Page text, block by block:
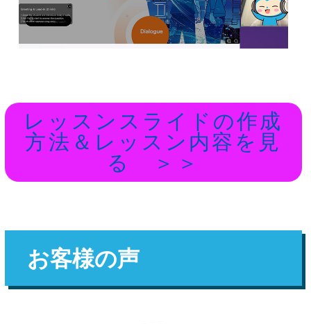
レッスンスライドの作成
方法＆レッスン内容を見
る ＞＞
お客様の声